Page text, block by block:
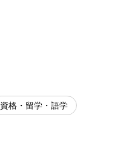
資格・留学・語学